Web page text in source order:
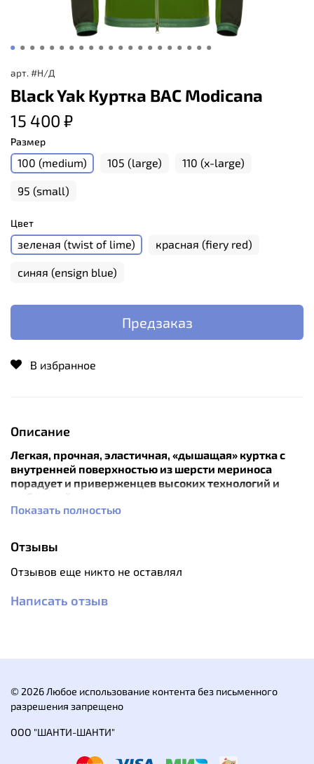
арт. #Н/Д
Black Yak Куртка BAC Modicana
15 400 ₽
Размер
100 (medium) 105 (large) 110 (x-large)
95 (small)
Цвет
зеленая (twist of lime) красная (fiery red)
синяя (ensign blue)
Предзаказ
В избранное
Описание
Легкая, прочная, эластичная, «дышащая» куртка с
внутренней поверхностью из шерсти мериноса
порадует и приверженцев высоких технологий и
любителей всего натурального.
которого обеспечивает долговечность куртке и
комфорт ее хозяину. Тёплая и уютная подкладка из
шерсти мериноса надежно удерживает тепло, отводя
потоотделения создает дополнительную вентиляцию
высокая воздухопроницаемость;
лазерная перфорация в местах наибольшего
потоотделения
проклеенные швы;
капюшон с регулировками объема, усиленный
Показать полностью
Отзывы
Отзывов еще никто не оставлял
Написать отзыв
© 2026 Любое использование контента без письменного
разрешения запрещено
ООО "ШАНТИ-ШАНТИ"